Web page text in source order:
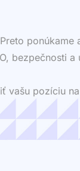
ponúkame
bezpečnosti a
vašu pozíciu